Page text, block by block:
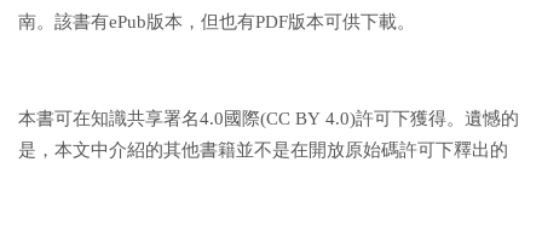
南。該書有ePub版本，但也有PDF版本可供下載。
本書可在知識共享署名4.0國際(CC BY 4.0)許可下獲得。遺憾的
是，本文中介紹的其他書籍並不是在開放原始碼許可下釋出的